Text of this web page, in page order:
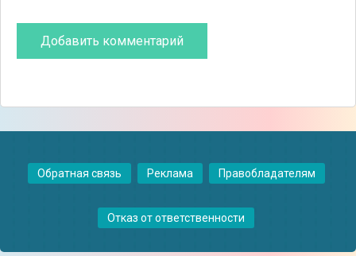
Обратная связь Реклама Правобладателям
Отказ от ответственности